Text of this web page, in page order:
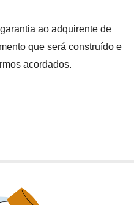
ao adquirente de
que será construído e
acordados.